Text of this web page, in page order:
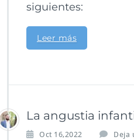
siguientes:
Leer más
La angustia
Oct 16,2022
Deja